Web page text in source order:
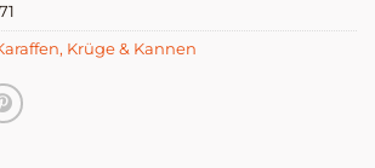
Krüge & Kannen